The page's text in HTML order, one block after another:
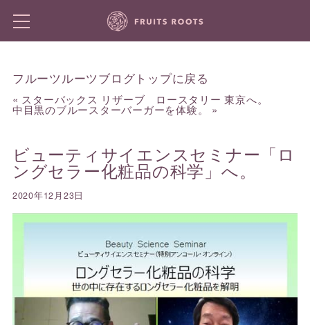
フルーツルーツブログトップに戻る
« スターバックス リザーブ ロースタリー 東京へ。
中目黒のブルースターバーガーを体験。 »
ビューティサイエンスセミナー「ロ
ングセラー化粧品の科学」へ。
2020年12月23日